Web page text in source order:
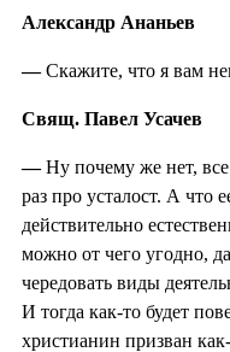
Александр Ананьев
—Скажите, что я вам
Свящ. Павел Усачев
—Ну почему же нет,
раз про усталост. А что
действительно
можно от чего угодно,
чередовать виды
И тогда как-то будет
христианин призван